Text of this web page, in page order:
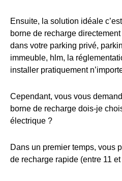
Ensuite, la solution idéale
borne de recharge
dans votre parking privé,
immeuble, hlm, la
installer pratiquement
Cependant, vous vous
borne de recharge dois-je
électrique ?
Dans un premier temps, vous
de recharge rapide (entre 11